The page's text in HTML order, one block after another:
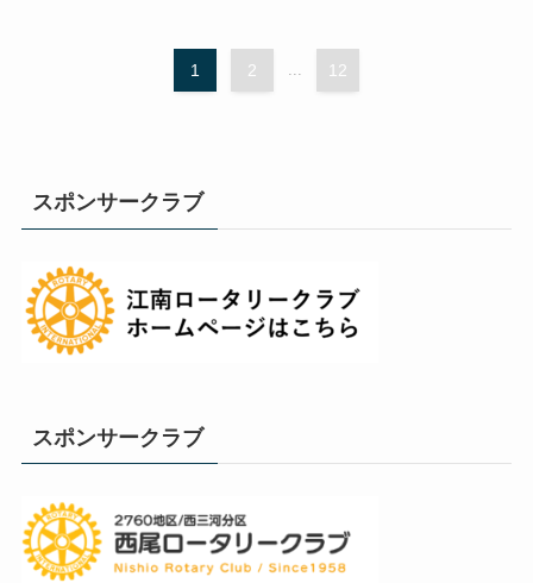
1 2 ... 12
スポンサークラブ
スポンサークラブ